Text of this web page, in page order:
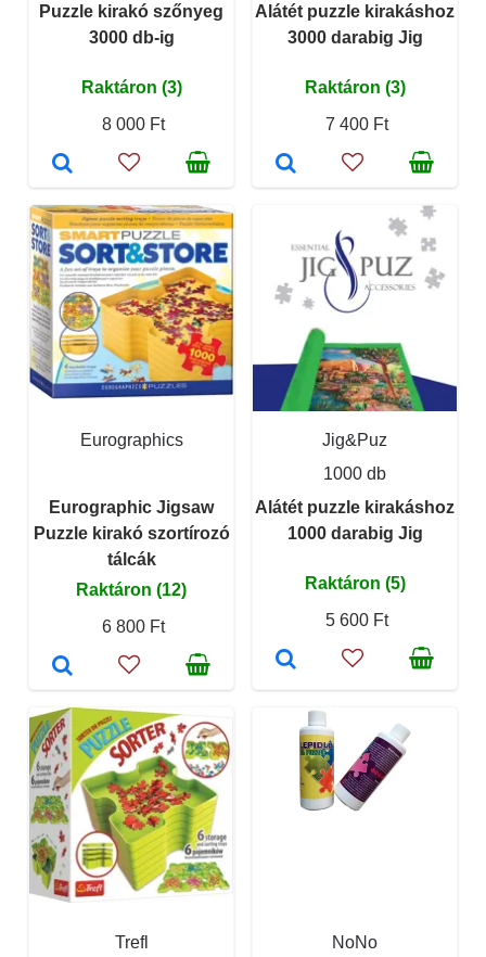
Puzzle kirakó szőnyeg
3000 db-ig
Raktáron (3)
8 000 Ft
Alátét puzzle kirakáshoz
3000 darabig Jig
Raktáron (3)
7 400 Ft
Eurographics
Eurographic Jigsaw
Puzzle kirakó szortírozó
tálcák
Raktáron (12)
6 800 Ft
Jig&Puz
1000 db
Alátét puzzle kirakáshoz
1000 darabig Jig
Raktáron (5)
5 600 Ft
Trefl NoNo